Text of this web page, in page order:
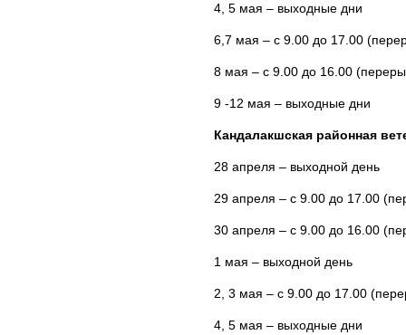
4, 5 мая – выходные дни
6,7 мая – с 9.00 до 17.00
8 мая – с 9.00 до 16.00
9 -12 мая – выходные дни
Кандалакшская районная
28 апреля – выходной день
29 апреля – с 9.00 до 17.00
30 апреля – с 9.00 до 16.00
1 мая – выходной день
2, 3 мая – с 9.00 до 17.00
4, 5 мая – выходные дни